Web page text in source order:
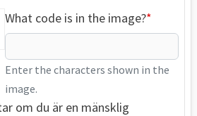
What code is in the image?
Enter the characters shown in the
image.
om du är en mänsklig